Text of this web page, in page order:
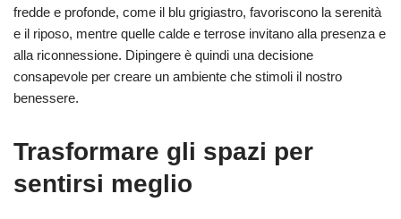
fredde e profonde, come il blu grigiastro, favoriscono la serenità
e il riposo, mentre quelle calde e terrose invitano alla presenza e
alla riconnessione. Dipingere è quindi una decisione
consapevole per creare un ambiente che stimoli il nostro
benessere.
Trasformare gli spazi per
sentirsi meglio